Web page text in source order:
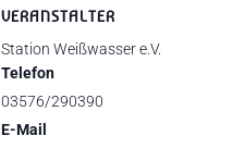
VERANSTALTER
Station Weißwasser e.V.
Telefon
03576/290390
E-Mail